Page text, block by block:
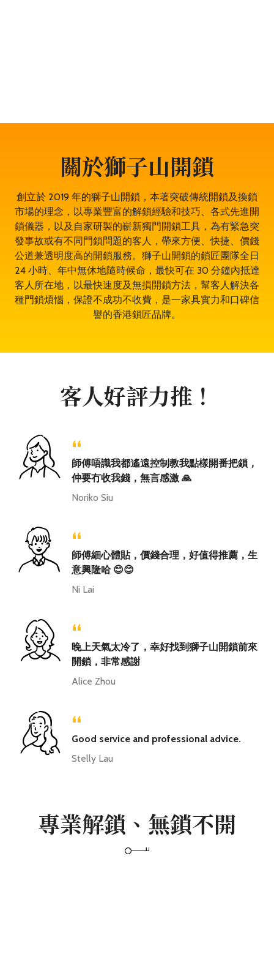
關於獅子山開鎖
創立於 2019 年的獅子山開鎖，本著突破傳統開鎖及換鎖
市場的理念，以專業豐富的解鎖經驗和技巧、各式先進開
鎖儀器，以及自家研製的嶄新獨門開鎖工具，為有緊急突
發事故或有不同門鎖問題的客人，帶來方便、快捷、價錢
公道兼透明度高的開鎖服務。獅子山開鎖的鎖匠團隊全日
24 小時、年中無休地隨時候命，最快可在 30 分鐘內抵達
客人所在地，以最快速度及無損開鎖方法，幫客人解決各
種門鎖煩惱，保證不成功不收費，是一家具實力和口碑信
譽的香港鎖匠品牌。
客人好評力推！
“
師傅唔識我都遙遠控制教我點樣開番把鎖，
仲要冇收我錢，無言感激 🙏
Noriko Siu
“
師傅細心體貼，價錢合理，好值得推薦，生
意興隆哈 😊😊
Ni Lai
“
晚上天氣太冷了，幸好找到獅子山開鎖前來
開鎖，非常感謝
Alice Zhou
“
Good service and professional advice.
Stelly Lau
專業解鎖、無鎖不開